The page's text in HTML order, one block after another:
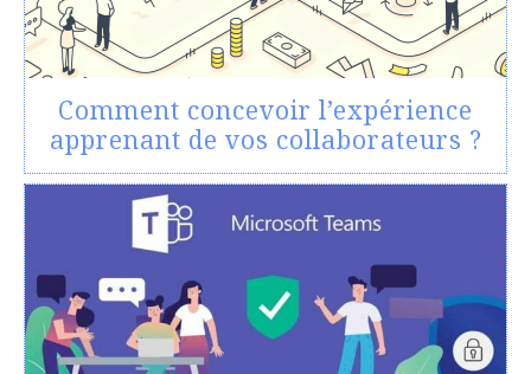
Comment concevoir l’expérience
apprenant de vos collaborateurs ?